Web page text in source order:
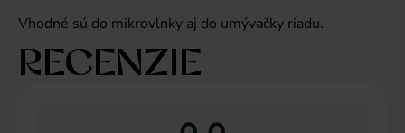
Vhodné sú do mikrovlnky aj do umývačky riadu.
RECENZIE